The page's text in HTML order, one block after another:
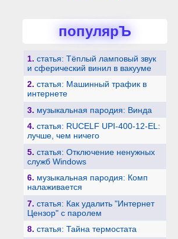
популярЪ
1. статья: Тёплый ламповый звук
и сферический винил в вакууме
2. статья: Машинный трафик в
интернете
3. музыкальная пародия: Винда
4. статья: RUCELF UPI-400-12-EL:
лучше, чем ничего
5. статья: Отключение ненужных
служб Windows
6. музыкальная пародия: Комп
налаживается
7. статья: Как удалить "Интернет
Цензор" с паролем
8. статья: Тайна термостата